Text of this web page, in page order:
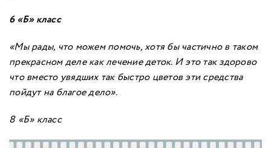
6 «Б» класс
«Мы рады, что можем помочь, хотя бы частично в таком
прекрасном деле как лечение деток. И это так здорово
что вместо увядших так быстро цветов эти средства
пойдут на благое дело».
8 «Б» класс